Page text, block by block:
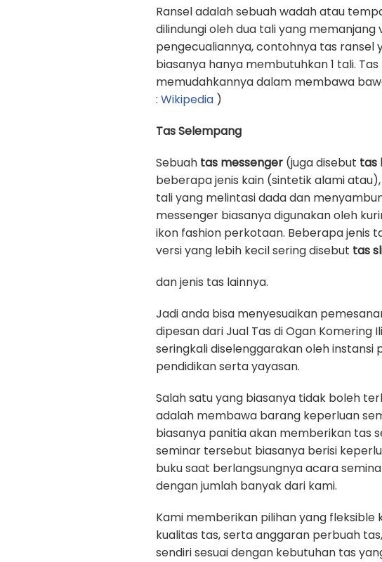
Ransel adalah sebuah wadah atau
dilindungi oleh dua tali yang
pengecualiannya, contohnya tas
biasanya hanya membutuhkan 1 tali.
memudahkannya dalam membawa
: Wikipedia )
Tas Selempang
Sebuah tas messenger (juga disebut tas
beberapa jenis kain (sintetik alami
tali yang melintasi dada dan
messenger biasanya digunakan oleh
ikon fashion perkotaan. Beberapa jenis
versi yang lebih kecil sering disebut tas
dan jenis tas lainnya.
Jadi anda bisa menyesuaikan
dipesan dari Jual Tas di Ogan
seringkali diselenggarakan oleh
pendidikan serta yayasan.
Salah satu yang biasanya tidak boleh
adalah membawa barang keperluan
biasanya panitia akan memberikan tas
seminar tersebut biasanya berisi
buku saat berlangsungnya acara
dengan jumlah banyak dari kami.
Kami memberikan pilihan yang
kualitas tas, serta anggaran perbuah
sendiri sesuai dengan kebutuhan tas